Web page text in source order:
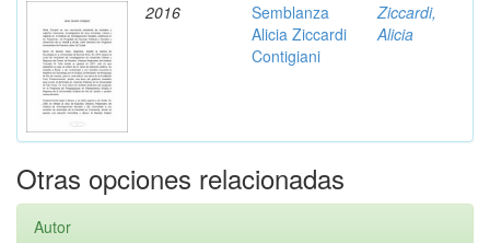
2016
Semblanza
Alicia Ziccardi
Contigiani
Ziccardi,
Alicia
Otras opciones relacionadas
Autor